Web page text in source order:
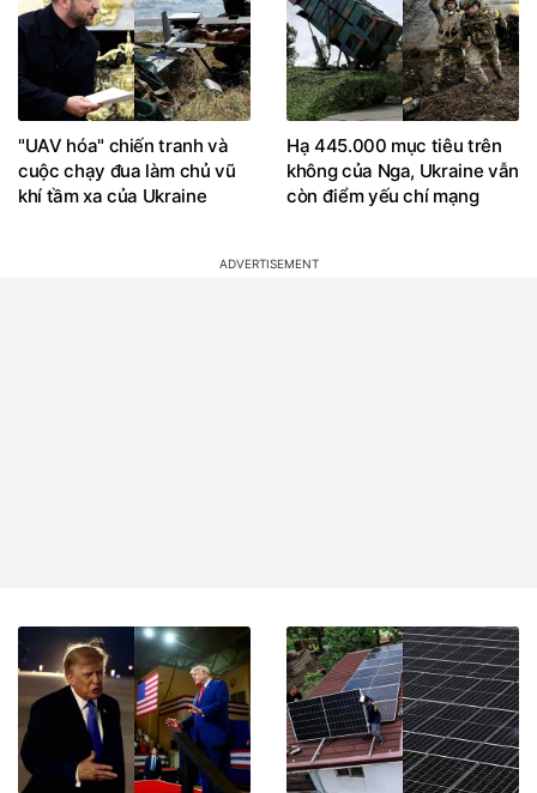
"UAV hóa" chiến tranh và
cuộc chạy đua làm chủ vũ
khí tầm xa của Ukraine
Hạ 445.000 mục tiêu trên
không của Nga, Ukraine vẫn
còn điểm yếu chí mạng